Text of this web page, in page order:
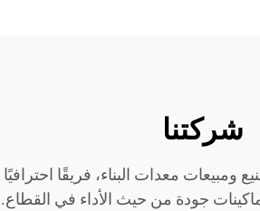
شركتنا
جودة من حيث الأداء في